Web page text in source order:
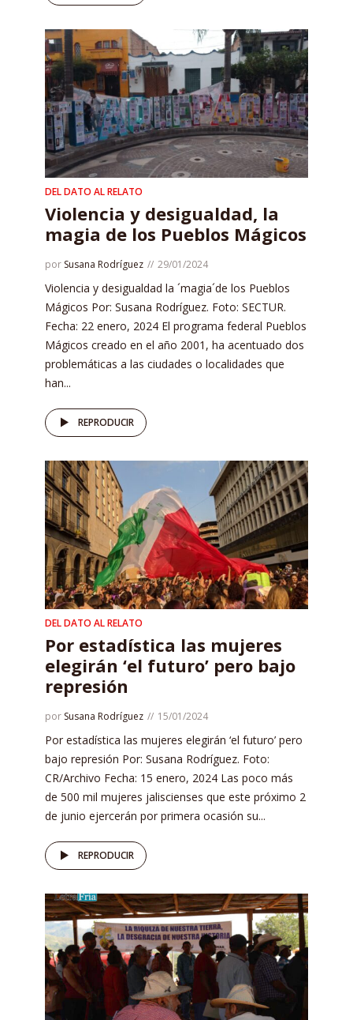
DEL DATO AL RELATO
Violencia y desigualdad, la
magia de los Pueblos Mágicos
por Susana Rodríguez 29/01/2024
Violencia y desigualdad la ´magia´de los Pueblos
Mágicos Por: Susana Rodríguez. Foto: SECTUR.
Fecha: 22 enero, 2024 El programa federal Pueblos
Mágicos creado en el año 2001, ha acentuado dos
problemáticas a las ciudades o localidades que
han...
REPRODUCIR
DEL DATO AL RELATO
Por estadística las mujeres
elegirán ‘el futuro’ pero bajo
represión
por Susana Rodríguez 15/01/2024
Por estadística las mujeres elegirán ‘el futuro’ pero
bajo represión Por: Susana Rodríguez. Foto:
CR/Archivo Fecha: 15 enero, 2024 Las poco más
de 500 mil mujeres jaliscienses que este próximo 2
de junio ejercerán por primera ocasión su...
REPRODUCIR